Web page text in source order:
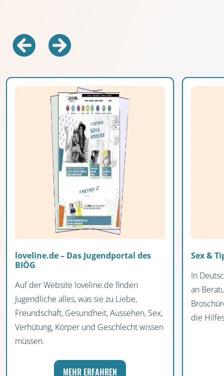
Zurück
loveline.de – Das Jugendportal des
BIÖG
Auf der Website loveline.de finden
Jugendliche alles, was sie zu Liebe,
Freundschaft, Gesundheit, Aussehen, Sex,
Verhütung, Körper und Geschlecht wissen
müssen.
MEHR ERFAHREN
Sex &
In
an
die